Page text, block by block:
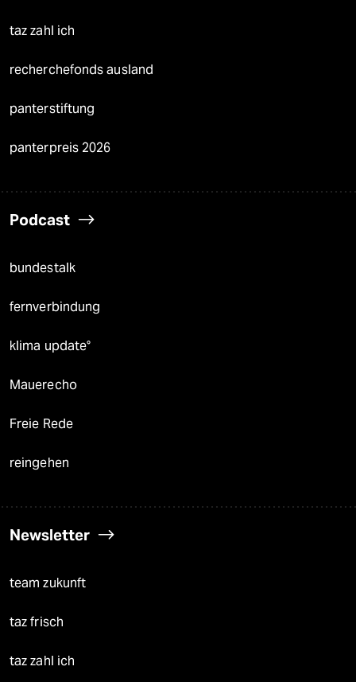
taz zahl ich
recherchefonds ausland
panterstiftung
panterpreis 2026
Podcast
bundestalk
fernverbindung
klima update°
Mauerecho
Freie Rede
reingehen
Newsletter
team zukunft
taz frisch
taz zahl ich